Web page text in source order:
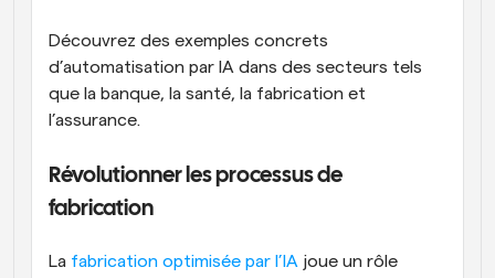
Découvrez des exemples concrets
d’automatisation par IA dans des secteurs tels
que la banque, la santé, la fabrication et
l’assurance.
Révolutionner les processus de
fabrication
La fabrication optimisée par l’IA joue un rôle